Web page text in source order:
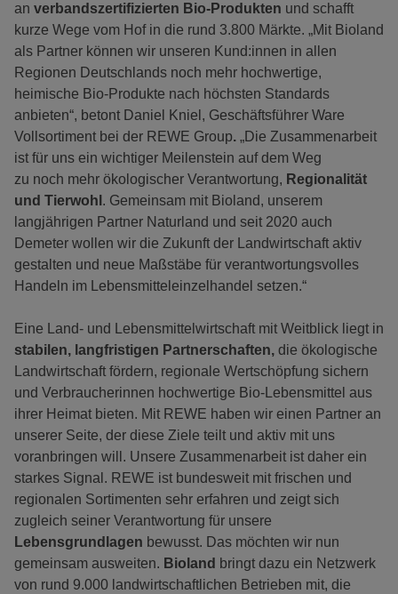
an verbandszertifizierten Bio-Produkten und schafft
kurze Wege vom Hof in die rund 3.800 Märkte. „Mit Bioland
als Partner können wir unseren Kund:innen in allen
Regionen Deutschlands noch mehr hochwertige,
heimische Bio-Produkte nach höchsten Standards
anbieten“, betont Daniel Kniel, Geschäftsführer Ware
Vollsortiment bei der REWE Group. „Die Zusammenarbeit
ist für uns ein wichtiger Meilenstein auf dem Weg
zu noch mehr ökologischer Verantwortung, Regionalität
und Tierwohl . Gemeinsam mit Bioland, unserem
langjährigen Partner Naturland und seit 2020 auch
Demeter wollen wir die Zukunft der Landwirtschaft aktiv
gestalten und neue Maßstäbe für verantwortungsvolles
Handeln im Lebensmitteleinzelhandel setzen.“
Eine Land- und Lebensmittelwirtschaft mit Weitblick liegt in
stabilen, langfristigen Partnerschaften, die ökologische
Landwirtschaft fördern, regionale Wertschöpfung sichern
und Verbraucherinnen hochwertige Bio-Lebensmittel aus
ihrer Heimat bieten. Mit REWE haben wir einen Partner an
unserer Seite, der diese Ziele teilt und aktiv mit uns
voranbringen will. Unsere Zusammenarbeit ist daher ein
starkes Signal. REWE ist bundesweit mit frischen und
regionalen Sortimenten sehr erfahren und zeigt sich
zugleich seiner Verantwortung für unsere
Lebensgrundlagen bewusst. Das möchten wir nun
gemeinsam ausweiten. Bioland bringt dazu ein Netzwerk
von rund 9.000 landwirtschaftlichen Betrieben mit, die